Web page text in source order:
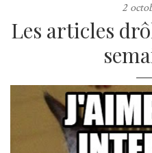
2
Les articles